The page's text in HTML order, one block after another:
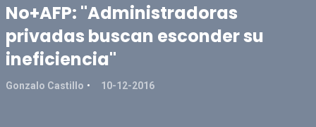
No+AFP: "Administradoras
privadas buscan esconder su
ineficiencia"
Gonzalo Castillo 10-12-2016